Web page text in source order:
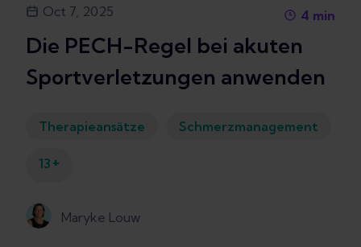
Oct 7, 2025 4 min
Die PECH-Regel bei akuten
Sportverletzungen anwenden
Therapieansätze Schmerzmanagement
13 +
Maryke Louw